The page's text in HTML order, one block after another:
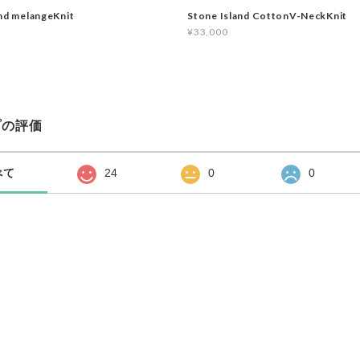
melangeKnit
Stone Island CottonV-NeckKnit
¥33,000
評価
て 24 0 0